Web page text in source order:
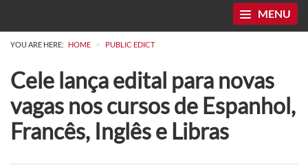
MENU
YOU ARE HERE: HOME > PUBLIC EDICT
Cele lança edital para novas
vagas nos cursos de Espanhol,
Francês, Inglês e Libras